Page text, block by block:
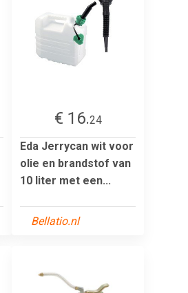
€ 16.24
Eda Jerrycan wit voor
olie en brandstof van
10 liter met een...
Bellatio.nl